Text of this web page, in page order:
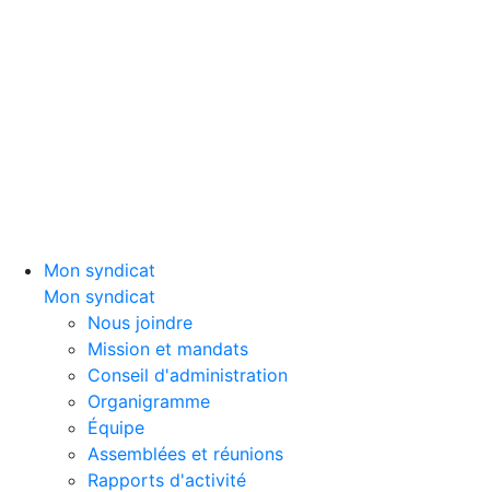
Mon syndicat
Mon syndicat
Nous joindre
Mission et mandats
Conseil d'administration
Organigramme
Équipe
Assemblées et réunions
Rapports d'activité